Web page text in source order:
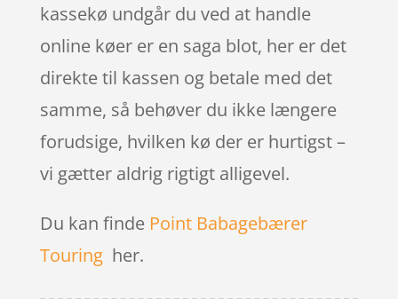
kassekø undgår du ved at handle
online køer er en saga blot, her er det
direkte til kassen og betale med det
samme, så behøver du ikke længere
forudsige, hvilken kø der er hurtigst –
vi gætter aldrig rigtigt alligevel.
Du kan finde Point Babagebærer
Touringher.